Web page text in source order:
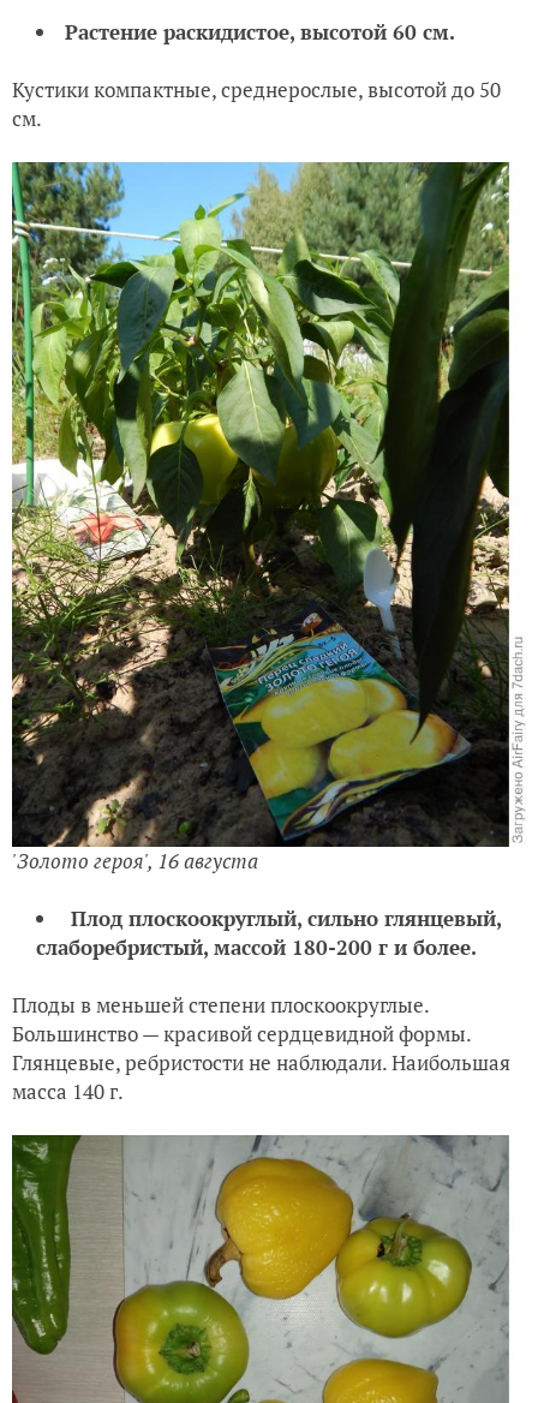
'Золото героя' (средний и дальний ряд), 10 сентября
Растение раскидистое, высотой 60 см.
Кустики компактные, среднерослые, высотой до 50
см.
'Золото героя', 16 августа
Плод плоскоокруглый, сильно глянцевый,
слаборебристый, массой 180-200 г и более.
Плоды в меньшей степени плоскоокруглые.
Большинство — красивой сердцевидной формы.
Глянцевые, ребристости не наблюдали. Наибольшая
масса 140 г.